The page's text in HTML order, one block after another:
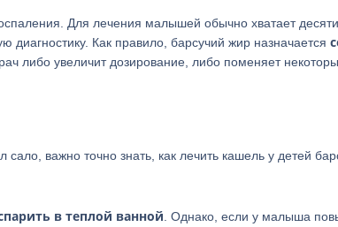
Для лечения малышей обычно хватает
диагностику. Как правило, барсучий жир назначается
либо увеличит дозирование, либо поменяет
сало, важно точно знать, как лечить кашель у детей
в теплой ванной . Однако, если у малыша